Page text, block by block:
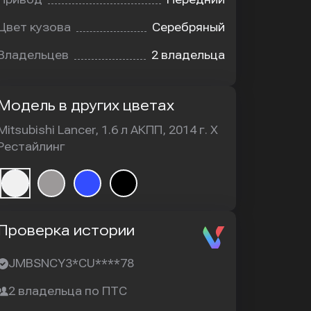
кузова Серебряный
2 владельца
в других цветах
Lancer, 1.6 л АКПП, 2014 г. X
истории
JMBSNCY3*CU****78
2 владельца по ПТС